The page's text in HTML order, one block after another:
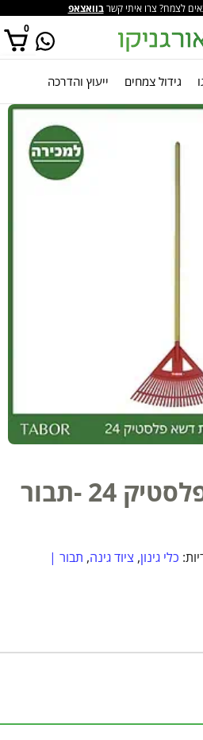
לצמח? צרו איתי קשרבוואצאפ
0
אין מוצרים בסל הקניות.גידול צמחים ייעוץ והדרכה
24 -תבור
כלי גינון, ציוד גינה, תבור |